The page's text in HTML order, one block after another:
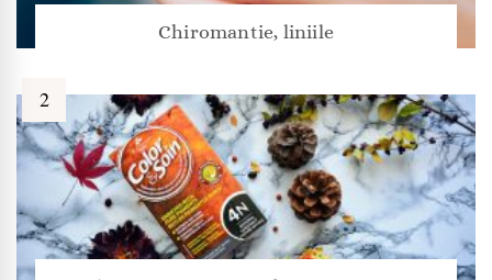
Chiromantie, liniile